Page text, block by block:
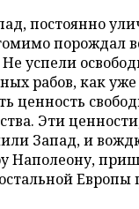
постоянно
порождал
успели
рабов, как
ценность
Эти
Запад, и
Наполеону,
Европы